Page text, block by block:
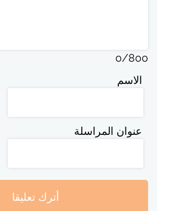
0/800
الاسم
عنوان المراسلة
أترك تعليقا